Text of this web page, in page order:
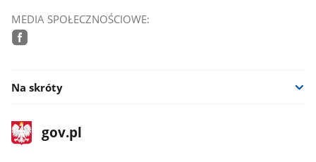
MEDIA SPOŁECZNOŚCIOWE:
Na skróty
stopka
gov.plStrona
gov.pl